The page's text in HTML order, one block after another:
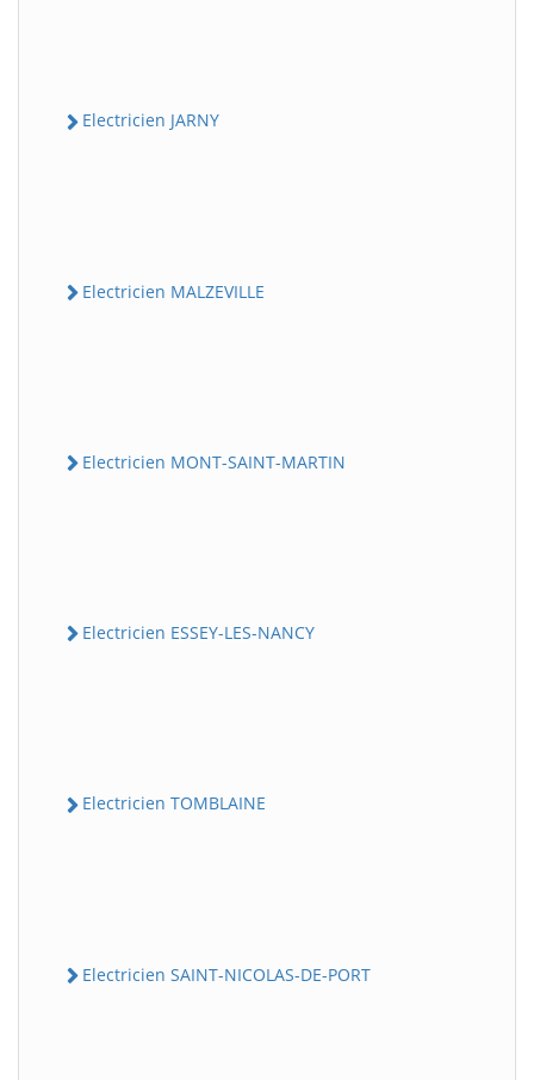
Electricien JARNY
Electricien MALZEVILLE
Electricien MONT-SAINT-MARTIN
Electricien ESSEY-LES-NANCY
Electricien TOMBLAINE
Electricien SAINT-NICOLAS-DE-PORT